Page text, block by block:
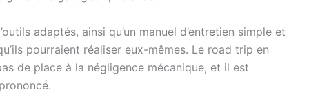
adaptés, ainsi qu’un manuel d’entretien simple et
pourraient réaliser eux-mêmes. Le road trip en
de place à la négligence mécanique, et il est